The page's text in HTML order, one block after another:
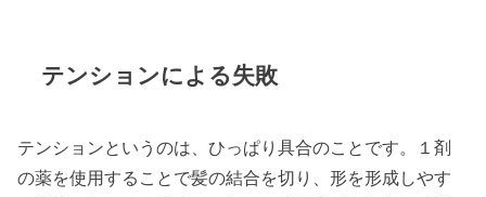
テンションによる失敗
テンションというのは、ひっぱり具合のことです。１剤
の薬を使用することで髪の結合を切り、形を形成しやす